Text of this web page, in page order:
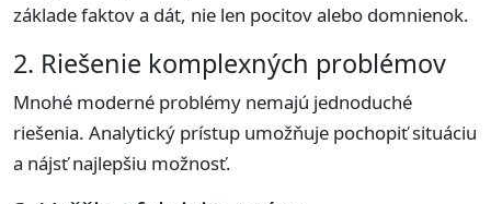
základe faktov a dát, nie len pocitov alebo domnienok.
2. Riešenie komplexných problémov
Mnohé moderné problémy nemajú jednoduché
riešenia. Analytický prístup umožňuje pochopiť situáciu
a nájsť najlepšiu možnosť.